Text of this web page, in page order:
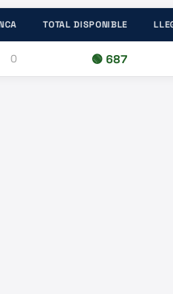
TOTAL DISPONIBLE
0 🟢 687